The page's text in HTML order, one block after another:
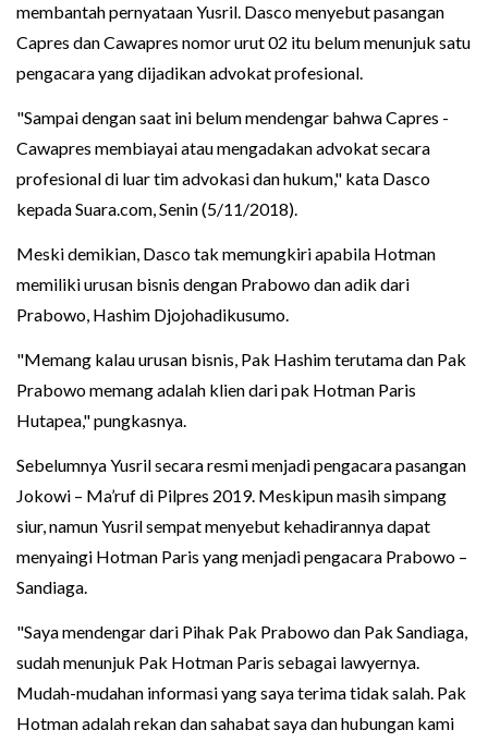
membantah pernyataan Yusril. Dasco menyebut pasangan
Capres dan Cawapres nomor urut 02 itu belum menunjuk satu
pengacara yang dijadikan advokat profesional.
"Sampai dengan saat ini belum mendengar bahwa Capres -
Cawapres membiayai atau mengadakan advokat secara
profesional di luar tim advokasi dan hukum," kata Dasco
kepada Suara.com, Senin (5/11/2018).
Meski demikian, Dasco tak memungkiri apabila Hotman
memiliki urusan bisnis dengan Prabowo dan adik dari
Prabowo, Hashim Djojohadikusumo.
"Memang kalau urusan bisnis, Pak Hashim terutama dan Pak
Prabowo memang adalah klien dari pak Hotman Paris
Hutapea," pungkasnya.
Sebelumnya Yusril secara resmi menjadi pengacara pasangan
Jokowi – Ma’ruf di Pilpres 2019. Meskipun masih simpang
siur, namun Yusril sempat menyebut kehadirannya dapat
menyaingi Hotman Paris yang menjadi pengacara Prabowo –
Sandiaga.
"Saya mendengar dari Pihak Pak Prabowo dan Pak Sandiaga,
sudah menunjuk Pak Hotman Paris sebagai lawyernya.
Mudah-mudahan informasi yang saya terima tidak salah. Pak
Hotman adalah rekan dan sahabat saya dan hubungan kami